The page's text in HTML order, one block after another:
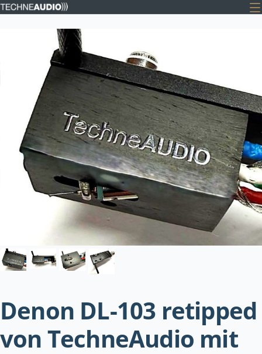
Denon DL-103 retipped
von TechneAudio mit